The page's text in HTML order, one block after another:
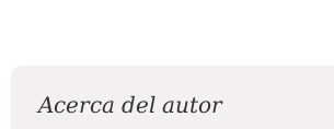
Acerca del autor